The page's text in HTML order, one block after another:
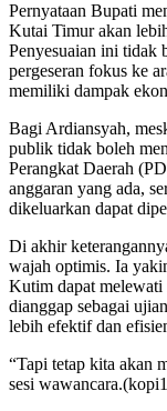
Pernyataan Bupati
Kutai Timur akan
Penyesuaian ini tidak
pergeseran fokus ke
memiliki dampak
Bagi Ardiansyah,
publik tidak boleh
Perangkat Daerah
anggaran yang ada,
dikeluarkan dapat
Di akhir
wajah optimis. Ia
Kutim dapat melewati
dianggap sebagai
lebih efektif dan
“Tapi tetap kita akan
sesi